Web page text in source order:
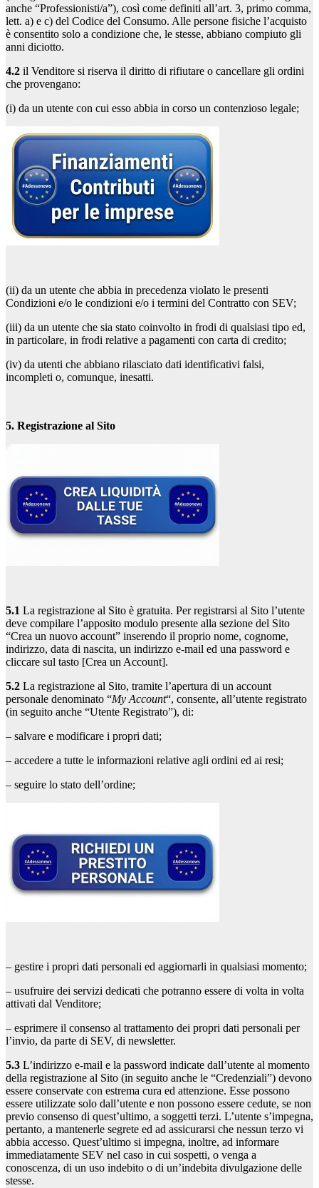
anche “Professionisti/a”), così come definiti all’art. 3, primo comma,
lett. a) e c) del Codice del Consumo. Alle persone fisiche l’acquisto
è consentito solo a condizione che, le stesse, abbiano compiuto gli
anni diciotto.
4.2 il Venditore si riserva il diritto di rifiutare o cancellare gli ordini
che provengano:
(i) da un utente con cui esso abbia in corso un contenzioso legale;
(ii) da un utente che abbia in precedenza violato le presenti
Condizioni e/o le condizioni e/o i termini del Contratto con SEV;
(iii) da un utente che sia stato coinvolto in frodi di qualsiasi tipo ed,
in particolare, in frodi relative a pagamenti con carta di credito;
(iv) da utenti che abbiano rilasciato dati identificativi falsi,
incompleti o, comunque, inesatti.
5. Registrazione al Sito
5.1 La registrazione al Sito è gratuita. Per registrarsi al Sito l’utente
deve compilare l’apposito modulo presente alla sezione del Sito
“Crea un nuovo account” inserendo il proprio nome, cognome,
indirizzo, data di nascita, un indirizzo e-mail ed una password e
cliccare sul tasto [Crea un Account].
5.2 La registrazione al Sito, tramite l’apertura di un account
personale denominato “My Account“, consente, all’utente registrato
(in seguito anche “Utente Registrato”), di:
– salvare e modificare i propri dati;
– accedere a tutte le informazioni relative agli ordini ed ai resi;
– seguire lo stato dell’ordine;
– gestire i propri dati personali ed aggiornarli in qualsiasi momento;
– usufruire dei servizi dedicati che potranno essere di volta in volta
attivati dal Venditore;
– esprimere il consenso al trattamento dei propri dati personali per
l’invio, da parte di SEV, di newsletter.
5.3 L’indirizzo e-mail e la password indicate dall’utente al momento
della registrazione al Sito (in seguito anche le “Credenziali”) devono
essere conservate con estrema cura ed attenzione. Esse possono
essere utilizzate solo dall’utente e non possono essere cedute, se non
previo consenso di quest’ultimo, a soggetti terzi. L’utente s’impegna,
pertanto, a mantenerle segrete ed ad assicurarsi che nessun terzo vi
abbia accesso. Quest’ultimo si impegna, inoltre, ad informare
immediatamente SEV nel caso in cui sospetti, o venga a
conoscenza, di un uso indebito o di un’indebita divulgazione delle
stesse.